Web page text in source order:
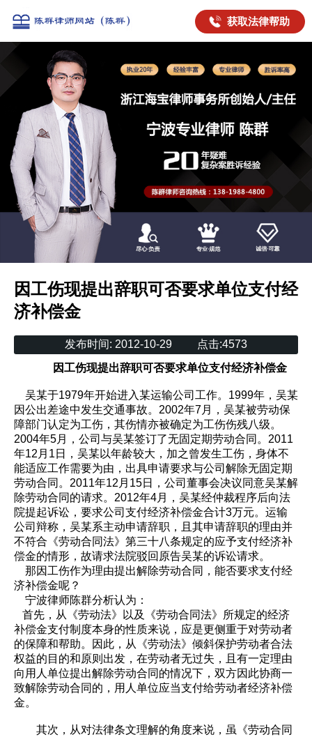
获取法律帮助
因工伤现提出辞职可否要求单位支付经
济补偿金
发布时间: 2012-10-29 点击:4573
因工伤现提出辞职可否要求单位支付经济补偿金
吴某于1979年开始进入某运输公司工作。1999年，吴某
因公出差途中发生交通事故。2002年7月，吴某被劳动保
障部门认定为工伤，其伤情亦被确定为工伤伤残八级。
2004年5月，公司与吴某签订了无固定期劳动合同。2011
年12月1日，吴某以年龄较大，加之曾发生工伤，身体不
能适应工作需要为由，出具申请要求与公司解除无固定期
劳动合同。2011年12月15日，公司董事会决议同意吴某解
除劳动合同的请求。2012年4月，吴某经仲裁程序后向法
院提起诉讼，要求公司支付经济补偿金合计3万元。运输
公司辩称，吴某系主动申请辞职，且其申请辞职的理由并
不符合《劳动合同法》第三十八条规定的应予支付经济补
偿金的情形，故请求法院驳回原告吴某的诉讼请求。
那因工伤作为理由提出解除劳动合同，能否要求支付经
济补偿金呢？
宁波律师陈群分析认为：
首先，从《劳动法》以及《劳动合同法》所规定的经济
补偿金支付制度本身的性质来说，应是更侧重于对劳动者
的保障和帮助。因此，从《劳动法》倾斜保护劳动者合法
权益的目的和原则出发，在劳动者无过失，且有一定理由
向用人单位提出解除劳动合同的情况下，双方因此协商一
致解除劳动合同的，用人单位应当支付给劳动者经济补偿
金。
其次，从对法律条文理解的角度来说，虽《劳动合同